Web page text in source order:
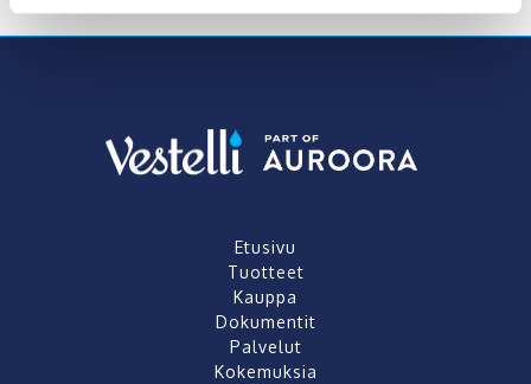
Etusivu
Tuotteet
Kauppa
Dokumentit
Palvelut
Kokemuksia